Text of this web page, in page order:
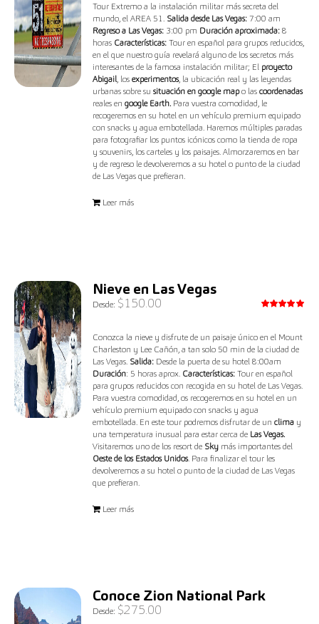
Tour Extremo a la instalación militar más secreta del
mundo, el AREA 51. Salida desde Las Vegas: 7:00 am
Regreso a Las Vegas: 3:00 pm Duración aproximada: 8
horas Características: Tour en español para grupos reducidos,
en el que nuestro guía revelará alguno de los secretos más
interesantes de la famosa instalación militar; El proyecto
Abigail, losexperimentos, la ubicación real y las leyendas
urbanas sobre su situación en google mapo lascoordenadas
reales engoogle Earth. Para vuestra comodidad, le
recogeremos en su hotel en un vehículo premium equipado
con snacks y agua embotellada. Haremos múltiples paradas
para fotografiar los puntos icónicos como la tienda de ropa
y souvenirs, los carteles y los paisajes. Almorzaremos en bar
y de regreso le devolveremos a su hotel o punto de la ciudad
de Las Vegas que prefieran.
Leer más
Nieve en Las Vegas
de 5
Desde: $150.00
Conozca la nieve y disfrute de un paisaje único en el Mount
Charleston y Lee Cañón, a tan solo 50 min de la ciudad de
Las Vegas. Salida: Desde la puerta de su hotel 8:00am
Duración: 5 horas aprox. Características:Tour en español
para grupos reducidos con recogida en su hotel de Las Vegas.
Para vuestra comodidad, os recogeremos en su hotel en un
vehículo premium equipado con snacks y agua
embotellada. En este tour podremos disfrutar de unclima y
una temperatura inusual para estar cerca de Las Vegas.
Visitaremos uno de los resort de Sky más importantes del
Oeste de los Estados Unidos. Para finalizar el tour les
devolveremos a su hotel o punto de la ciudad de Las Vegas
que prefieran.
Leer más
Conoce Zion National Park
Desde: $275.00